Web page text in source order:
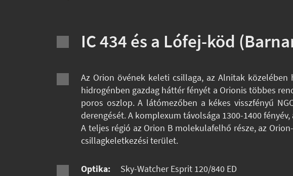
IC 434 és a Lófej-köd
Az Orion övének keleti csillaga, az Alnitak
hidrogénben gazdag háttér fényét a Orionis többes
poros oszlop. A látómezőben a kékes visszfényű
derengését. A komplexum távolsága 1300-1400
A teljes régió az Orion B molekulafelhő része, az
csillagkeletkezési terület.
Optika:
Sky-Watcher Esprit 120/840 ED